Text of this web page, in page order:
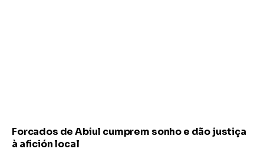
Forcados de Abiul cumprem sonho e dão justiça
à afición local